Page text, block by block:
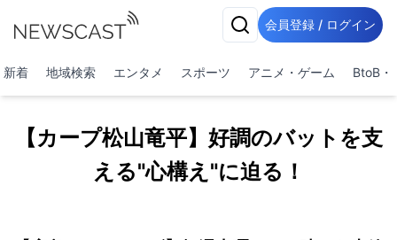
会員登録 / ログイン
新着 地域検索 エンタメ スポーツ アニメ・ゲーム BtoB・
【カープ松山竜平】好調のバットを支
える"心構え"に迫る！